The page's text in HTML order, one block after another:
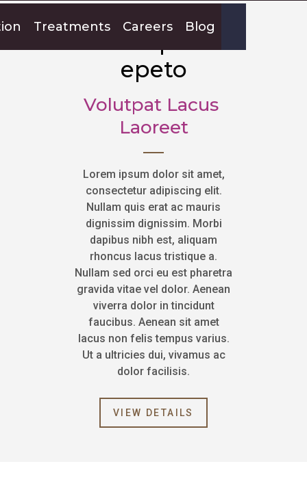
Treatments Careers Blog
Suamew
iunon parte
epeto
Volutpat Lacus
Laoreet
Lorem ipsum dolor sit amet,
consectetur adipiscing elit.
Nullam quis erat ac mauris
dignissim dignissim. Morbi
dapibus nibh est, aliquam
rhoncus lacus tristique a.
Nullam sed orci eu est pharetra
gravida vitae vel dolor. Aenean
viverra dolor in tincidunt
faucibus. Aenean sit amet
lacus non felis tempus varius.
Ut a ultricies dui, vivamus ac
dolor facilisis.
VIEW DETAILS